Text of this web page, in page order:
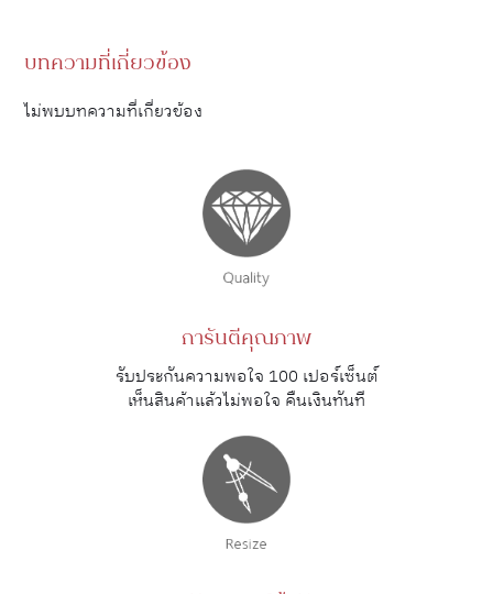
บทความที่เกี่ยวข้อง
ไม่พบบทความที่เกี่ยวข้อง
การันตีคุณภาพ
รับประกันความพอใจ 100 เปอร์เซ็นต์
เห็นสินค้าแล้วไม่พอใจ คืนเงินทันที